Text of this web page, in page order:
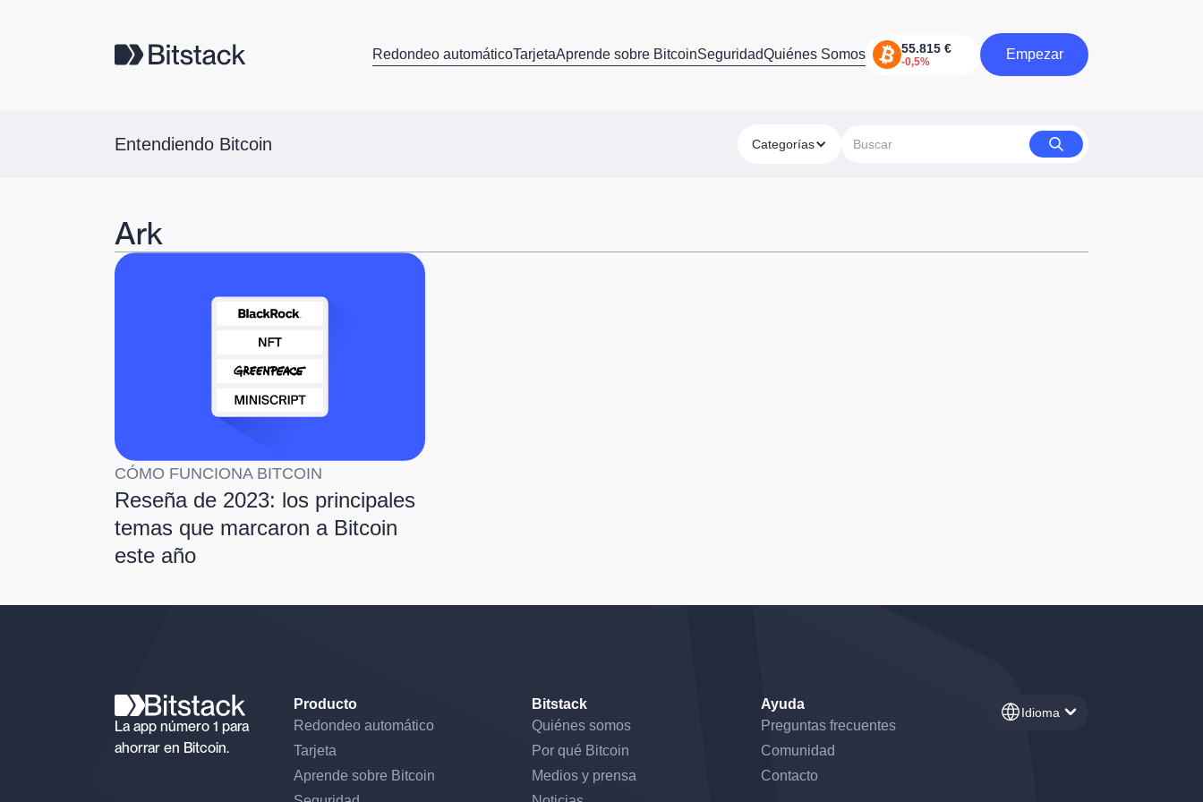
Redondeo automáticoTarjetaAprende sobre BitcoinSeguridadQuiénes Somos
Empezar
Comienzo
Entendiendo Bitcoin Categorías
Ark
CÓMO FUNCIONA BITCOIN
Reseña de 2023: los principales
temas que marcaron a Bitcoin
este año
La app número 1 para
ahorrar en Bitcoin.
Producto
Redondeo automático
Tarjeta
Aprende sobre Bitcoin
Bitstack
Quiénes somos
Por qué Bitcoin
Medios y prensa
Ayuda
Preguntas frecuentes
Comunidad
Contacto
Idioma